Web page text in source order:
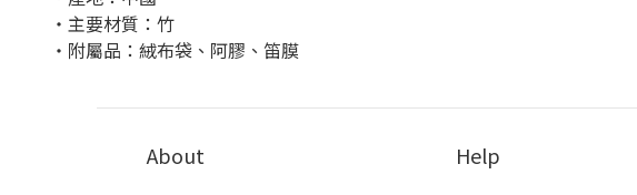
・主要材質：竹
・附屬品：絨布袋、阿膠、笛膜
About Help